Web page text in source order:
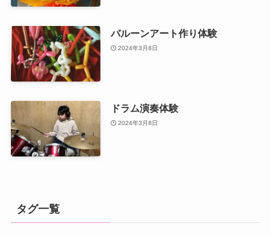
バルーンアート作り体験
2024年3月8日
ドラム演奏体験
2024年3月8日
タグ一覧